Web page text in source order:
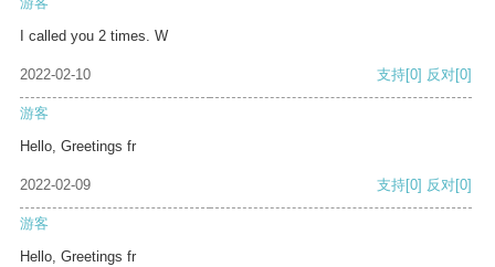
I called you 2 times. W
2022-02-10 支持[0] 反对[0]
游客
Hello, Greetings fr
2022-02-09 支持[0] 反对[0]
游客
Hello, Greetings fr